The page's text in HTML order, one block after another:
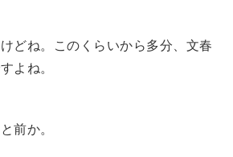
どね。このくらいから多分、文春
よね。
前か。